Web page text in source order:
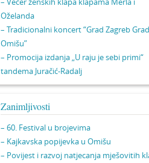
Oželanda
– Tradicionalni koncert “Grad Zagreb Grad
Omišu”
– Promocija izdanja „U raju je sebi primi“
tandema Juračić-Radalj
Zanimljivosti
– 60. Festival u brojevima
– Kajkavska popijevka u Omišu
– Povijest i razvoj natjecanja mješovitih